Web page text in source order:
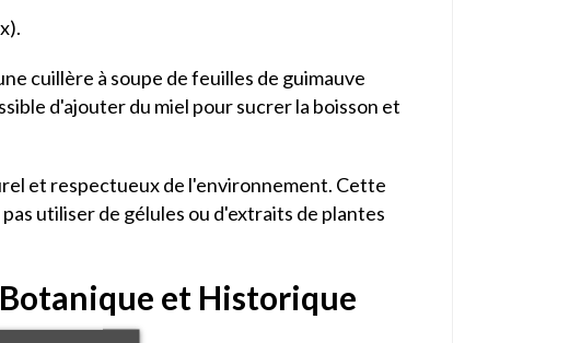
cuillère à soupe de feuilles de guimauve
d'ajouter du miel pour sucrer la boisson et
et respectueux de l'environnement. Cette
utiliser de gélules ou d'extraits de plantes
et Historique